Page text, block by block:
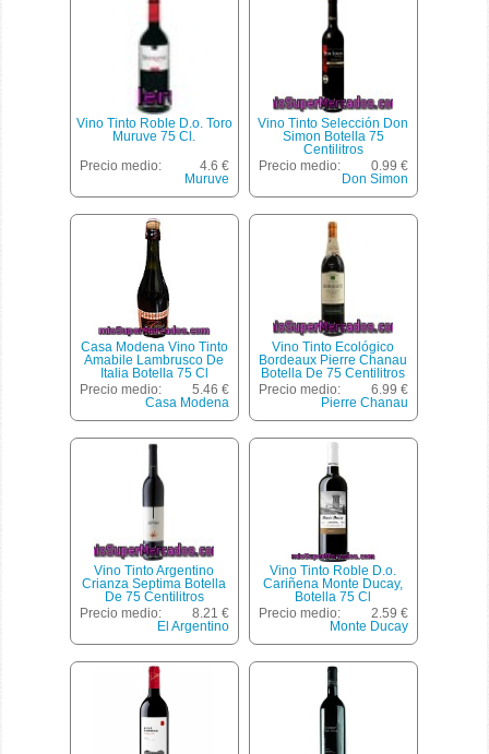
Vino Tinto Roble D.o. Toro
Muruve 75 Cl.
Precio medio:
4.6 €
Muruve
Vino Tinto Selección Don
Simon Botella 75
Centilitros
Precio medio:
0.99 €
Don Simon
Casa Modena Vino Tinto
Amabile Lambrusco De
Italia Botella 75 Cl
Precio medio:
5.46 €
Casa Modena
Vino Tinto Ecológico
Bordeaux Pierre Chanau
Botella De 75 Centilitros
Precio medio:
6.99 €
Pierre Chanau
Vino Tinto Argentino
Crianza Septima Botella
De 75 Centilitros
Precio medio:
8.21 €
El Argentino
Vino Tinto Roble D.o.
Cariñena Monte Ducay,
Botella 75 Cl
Precio medio:
2.59 €
Monte Ducay